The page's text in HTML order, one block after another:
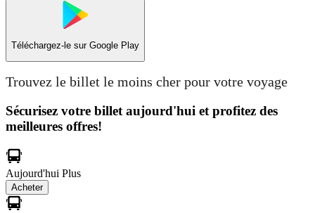
Téléchargez-le sur Google Play
Trouvez le billet le moins cher pour votre voyage
Sécurisez votre billet aujourd'hui et profitez des
meilleures offres!
Aujourd'hui Plus
Acheter